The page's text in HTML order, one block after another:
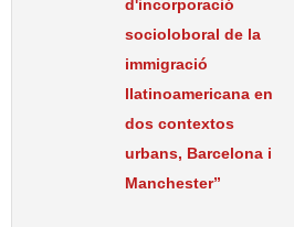
d'incorporació
socioloboral de la
immigració
llatinoamericana en
dos contextos
urbans, Barcelona i
Manchester”